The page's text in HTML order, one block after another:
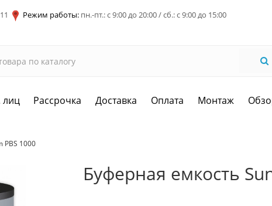
Режим работы: пн.-пт.: с 9:00 до 20:00 / сб.: с 9:00 до 15:00
лиц Рассрочка Доставка Оплата Монтаж
PBS 1000
Буферная емкость